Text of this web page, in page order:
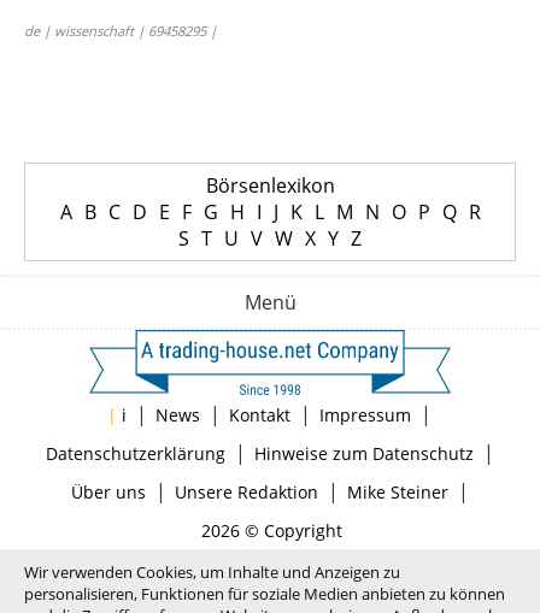
de | wissenschaft | 69458295 |
Börsenlexikon
A B C D E F G H I J K L M N O P Q R
S T U V W X Y Z
Menü
| i | News | Kontakt | Impressum |
Datenschutzerklärung| Hinweise zum Datenschutz |
Über uns | Unsere Redaktion | Mike Steiner|
2026 © Copyright
Wir verwenden Cookies, um Inhalte und Anzeigen zu
personalisieren, Funktionen für soziale Medien anbieten zu können